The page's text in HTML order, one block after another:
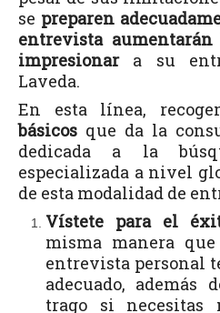
se preparen
entrevista
impresionara su
Laveda.
En esta línea,
básicos que da la
dedicada a la
especializada a nivel
de esta modalidad de
Vístete para el
misma manera
entrevista personal
adecuado,
trago si necesitas